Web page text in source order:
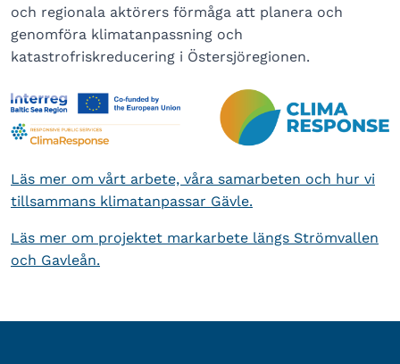
och regionala aktörers förmåga att planera och
genomföra klimatanpassning och
katastrofriskreducering i Östersjöregionen.
Läs mer om vårt arbete, våra samarbeten och hur vi
tillsammans klimatanpassar Gävle.
Läs mer om projektet markarbete längs Strömvallen
och Gavleån.